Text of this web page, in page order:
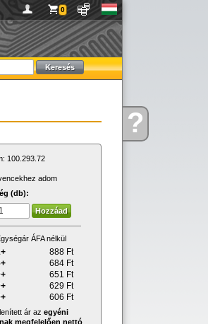
Kérdése?
0
100.293.72
adom
(db):
ÁFA nélkül
888 Ft
684 Ft
651 Ft
629 Ft
606 Ft
ár az egyéni
megfelelően nettó